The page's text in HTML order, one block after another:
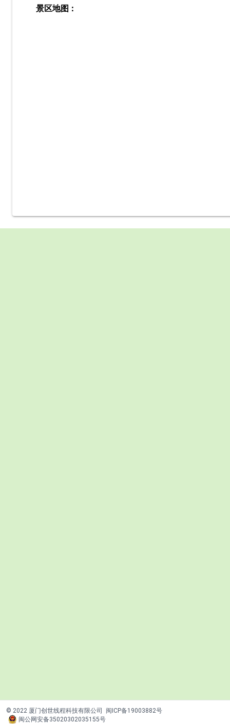
景区地图：
© 2022 厦门创世线程科技有限公司
闽ICP备19003882号
闽公网安备35020302035155号